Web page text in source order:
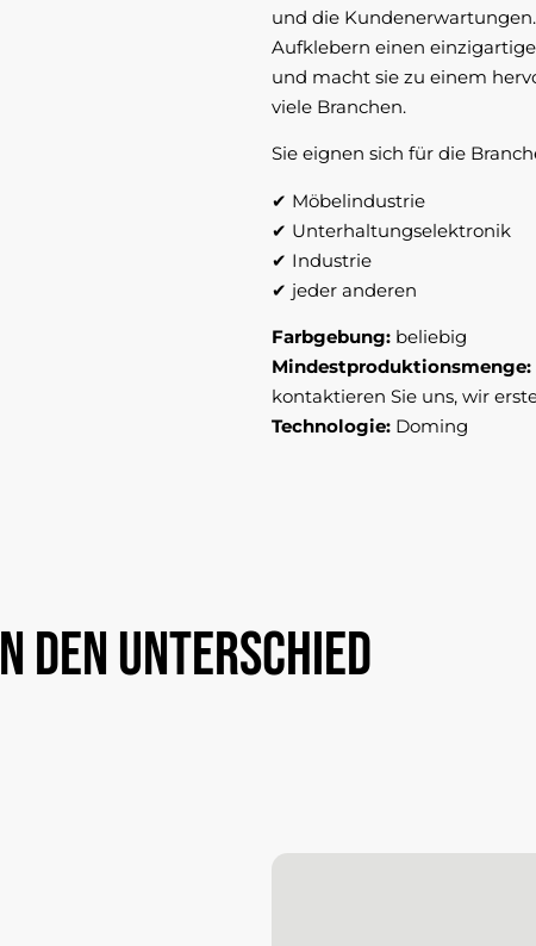
und die
Aufklebern einen
und macht sie zu einem
viele Branchen.
Sie eignen sich für die
✔ Möbelindustrie
✔ Unterhaltungselektronik
✔ Industrie
✔ jeder anderen
Farbgebung: beliebig
Mindestproduktionsmenge:
kontaktieren Sie uns, wir
Technologie: Doming
denUnterschied